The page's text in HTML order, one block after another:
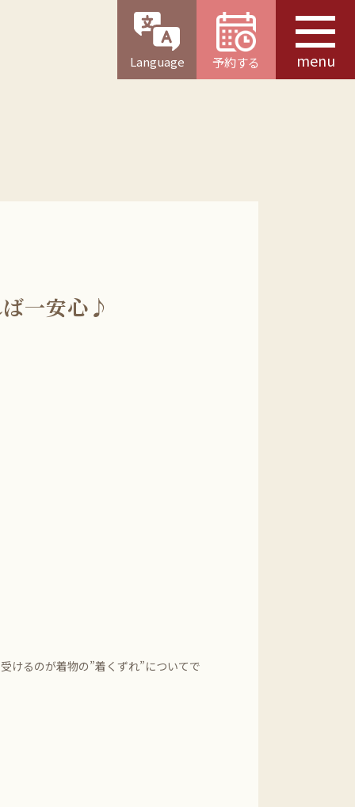
Language 予約する menu
一安心♪
けるのが着物の”着くずれ”についてで